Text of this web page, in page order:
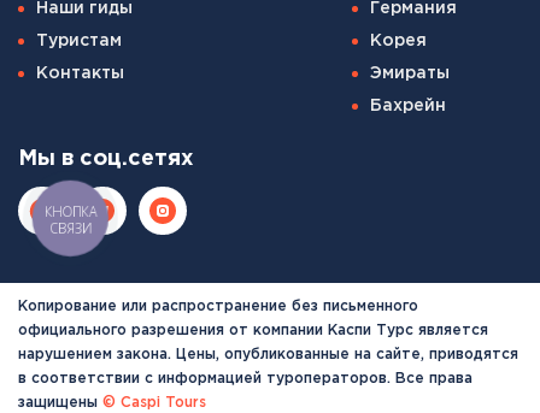
Наши гиды
Туристам
Контакты
Германия
Корея
Эмираты
Бахрейн
Мы в соц.сетях
Копирование или распространение без письменного
официального разрешения от компании Каспи Турс является
нарушением закона. Цены, опубликованные на сайте, приводятся
в соответствии с информацией туроператоров. Все права
защищены © Caspi Tours
КНОПКА
СВЯЗИ